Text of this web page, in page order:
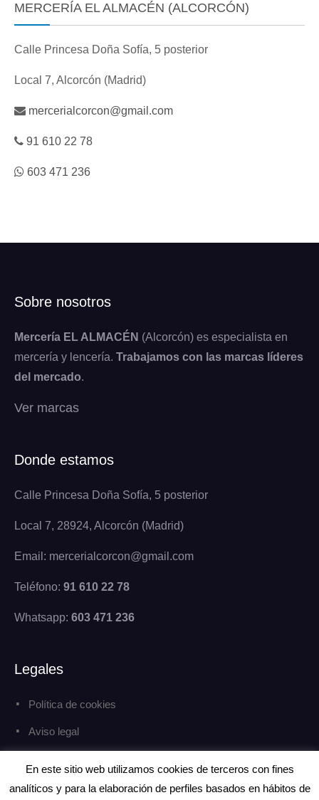
MERCERÍA EL ALMACÉN (ALCORCÓN)
Calle Princesa Doña Sofía, 5 posterior
Local 7, Alcorcón (Madrid)
mercerialcorcon@gmail.com
91 610 22 78
603 471 236
Sobre nosotros
Mercería EL ALMACÉN (Alcorcón) es especialista en
mercería y lencería. Trabajamos con las marcas líderes
del mercado.
Ver marcas
Donde estamos
Calle Princesa Doña Sofía, 5 posterior
Local 7, 28924, Alcorcón (Madrid)
Email: mercerialcorcon@gmail.com
Teléfono: 91 610 22 78
Whatsapp: 603 471 236
Legales
Política de cookies
Aviso legal
En este sitio web utilizamos cookies de terceros con fines
analíticos y para la elaboración de perfiles basados en hábitos de